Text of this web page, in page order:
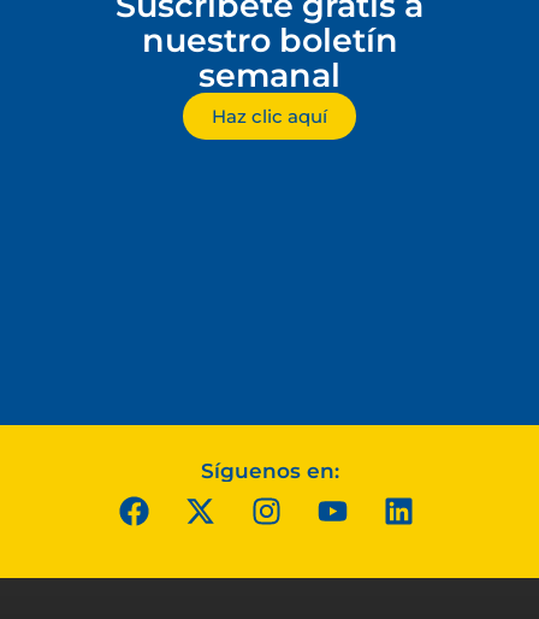
nuestro boletín
semanal
Haz clic aquí
Síguenos en: